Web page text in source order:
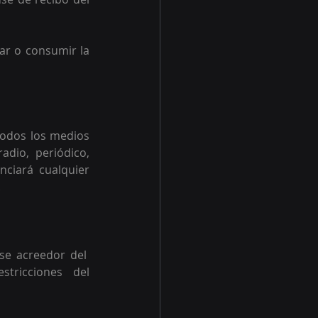
o consumir la
los medios
periódico,
cualquier
acreedor del
del